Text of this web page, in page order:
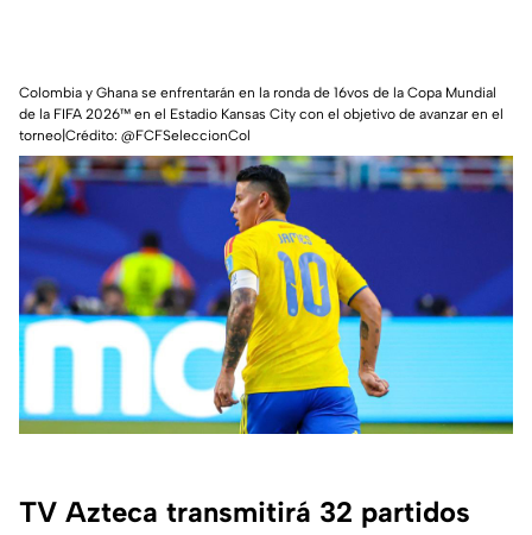
Colombia y Ghana se enfrentarán en la ronda de 16vos de la Copa Mundial
de la FIFA 2026™ en el Estadio Kansas City con el objetivo de avanzar en el
torneo|Crédito: @FCFSeleccionCol
TV Azteca transmitirá 32 partidos